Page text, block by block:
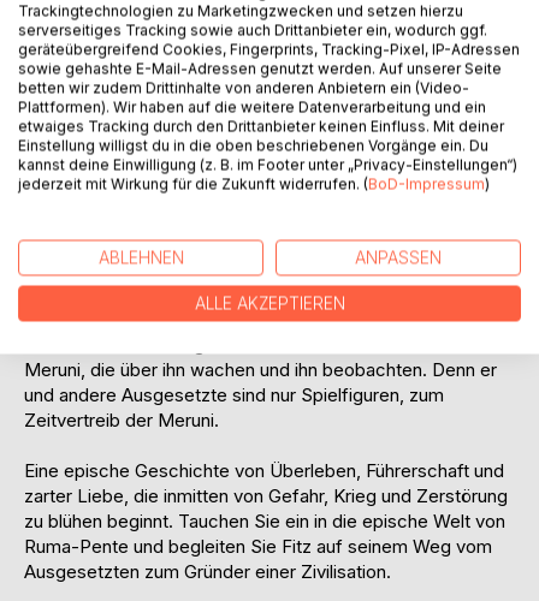
Völker und Kulturen um das Überleben und die
Vorherrschaft. Ihre alten Götter sind nur ferne Erinnerungen.
Die im Hintergrund agierenden Meruni hingegen sehen sie
als sagenumwobene Dämonen an, die einst ihre Vorfahren
hierher verschleppten.
Fitz begreift, dass er nur eine Chance hat. Er muss sich
anpassen und in seiner neuen Rolle, als Führer der
muss ein Gründer und Lehrer werden. Doch auf einem
Planeten, der scheinbar von den Göttern als Schlachtfeld
auserkoren wurde, ist der Preis für Freiheit und
Selbstbestimmung hoch. Jeder Schritt nach vorne ist auch
Meruni, die über ihn wachen und ihn beobachten. Denn er
und andere Ausgesetzte sind nur Spielfiguren, zum
Zeitvertreib der Meruni.
Eine epische Geschichte von Überleben, Führerschaft und
zarter Liebe, die inmitten von Gefahr, Krieg und Zerstörung
zu blühen beginnt. Tauchen Sie ein in die epische Welt von
Ruma-Pente und begleiten Sie Fitz auf seinem Weg vom
Ausgesetzten zum Gründer einer Zivilisation.
Trackingtechnologien zu Marketingzwecken und setzen hierzu
serverseitiges Tracking sowie auch Drittanbieter ein, wodurch ggf.
geräteübergreifend Cookies, Fingerprints, Tracking-Pixel, IP-Adressen
sowie gehashte E-Mail-Adressen genutzt werden. Auf unserer Seite
betten wir zudem Drittinhalte von anderen Anbietern ein (Video-
Plattformen). Wir haben auf die weitere Datenverarbeitung und ein
etwaiges Tracking durch den Drittanbieter keinen Einfluss. Mit deiner
Einstellung willigst du in die oben beschriebenen Vorgänge ein. Du
kannst deine Einwilligung (z. B. im Footer unter „Privacy-Einstellungen“)
jederzeit mit Wirkung für die Zukunft widerrufen. (BoD-Impressum)
ABLEHNEN ANPASSEN
ALLE AKZEPTIEREN